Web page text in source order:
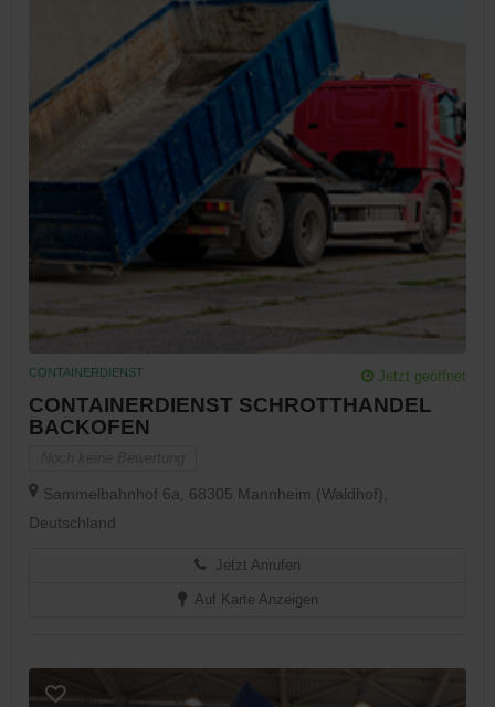
CONTAINERDIENST Jetzt geöffnet
CONTAINERDIENST SCHROTTHANDEL
BACKOFEN
Sammelbahnhof 6a, 68305 Mannheim (Waldhof),
Deutschland
Jetzt Anrufen
Auf Karte Anzeigen